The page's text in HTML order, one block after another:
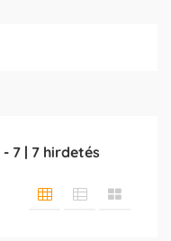
- 7| 7hirdetés